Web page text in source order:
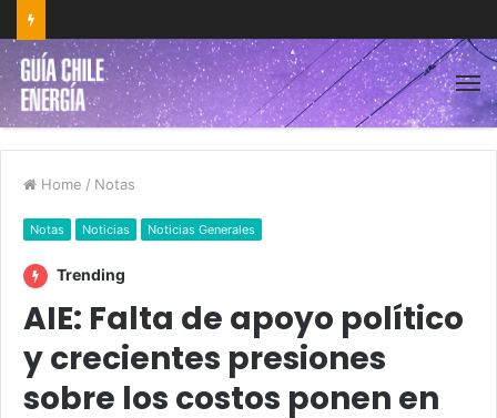
Home / Notas
Notas Noticias Noticias Generales
Trending
AIE: Falta de apoyo político
y crecientes presiones
sobre los costos ponen en